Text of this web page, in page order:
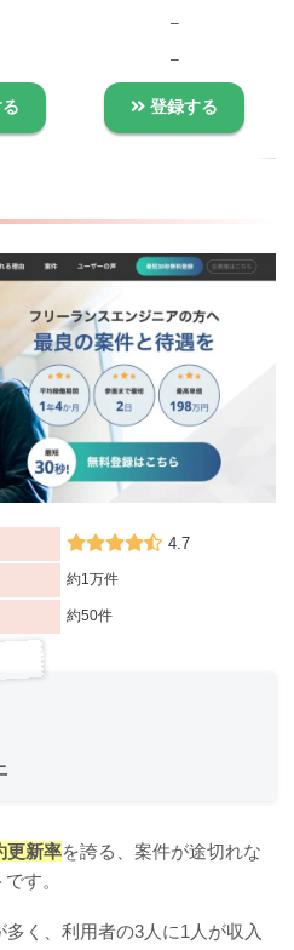
–
–
登録する
4.7
約1万件
約50件
更新率を誇る、案件が途切れな
す。
く、利用者の3人に1人が収入